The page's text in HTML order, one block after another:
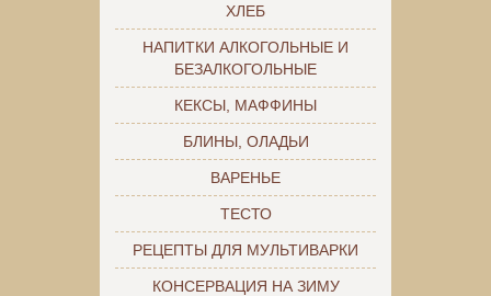
ХЛЕБ
НАПИТКИ АЛКОГОЛЬНЫЕ И
БЕЗАЛКОГОЛЬНЫЕ
КЕКСЫ, МАФФИНЫ
БЛИНЫ, ОЛАДЬИ
ВАРЕНЬЕ
ТЕСТО
РЕЦЕПТЫ ДЛЯ МУЛЬТИВАРКИ
КОНСЕРВАЦИЯ НА ЗИМУ